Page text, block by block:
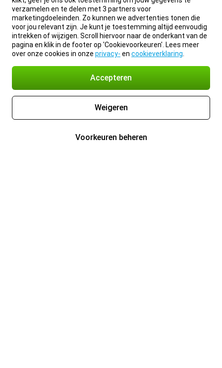
verzamelen en te delen met 3 partners voor
marketingdoeleinden. Zo kunnen we advertenties tonen die
voor jou relevant zijn. Je kunt je toestemming altijd eenvoudig
intrekken of wijzigen. Scroll hiervoor naar de onderkant van de
pagina en klik in de footer op 'Cookievoorkeuren'. Lees meer
over onze cookies in onze privacy- en cookieverklaring
Accepteren
Weigeren
Voorkeuren beheren